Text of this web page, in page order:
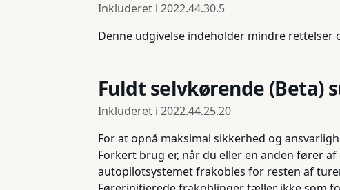
Inkluderet i 2022.44.30.5
Denne udgivelse indeholder mindre rettelser
Fuldt selvkørende (Beta)
Inkluderet i 2022.44.25.20
For at opnå maksimal sikkerhed og
Forkert brug er, når du eller en anden fører
autopilotsystemet frakobles for resten af